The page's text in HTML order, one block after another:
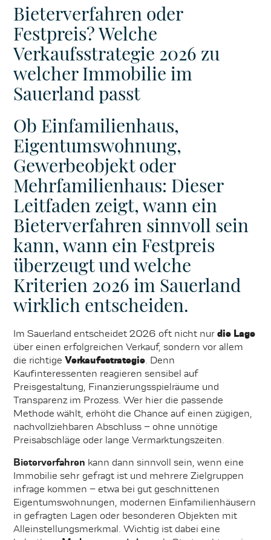
Bieterverfahren oder
Festpreis? Welche
Verkaufsstrategie 2026 zu
welcher Immobilie im
Sauerland passt
Ob Einfamilienhaus,
Eigentumswohnung,
Gewerbeobjekt oder
Mehrfamilienhaus: Dieser
Leitfaden zeigt, wann ein
Bieterverfahren sinnvoll sein
kann, wann ein Festpreis
überzeugt und welche
Kriterien 2026 im Sauerland
wirklich entscheiden.
Im Sauerland entscheidet 2026 oft nicht nurdie Lage
über einen erfolgreichen Verkauf, sondern vor allem
die richtigeVerkaufsstrategie. Denn
Kaufinteressenten reagieren sensibel auf
Preisgestaltung, Finanzierungsspielräume und
Transparenz im Prozess. Wer hier die passende
Methode wählt, erhöht die Chance auf einen zügigen,
nachvollziehbaren Abschluss – ohne unnötige
Preisabschläge oder lange Vermarktungszeiten.
Bieterverfahren kann dann sinnvoll sein, wenn eine
Immobilie sehr gefragt ist und mehrere Zielgruppen
infrage kommen – etwa bei gut geschnittenen
Eigentumswohnungen, modernen Einfamilienhäusern
in gefragten Lagen oder besonderen Objekten mit
Alleinstellungsmerkmal. Wichtig ist dabei eine